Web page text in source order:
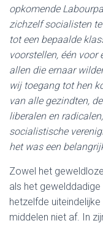
opkomende
zichzelf socialisten
tot een bepaalde
voorstellen, één voor
allen die ernaar
wij toegang tot hen
van alle gezindten,
liberalen en
socialistische
het was een
Zowel het
als het
hetzelfde
middelen niet af. In